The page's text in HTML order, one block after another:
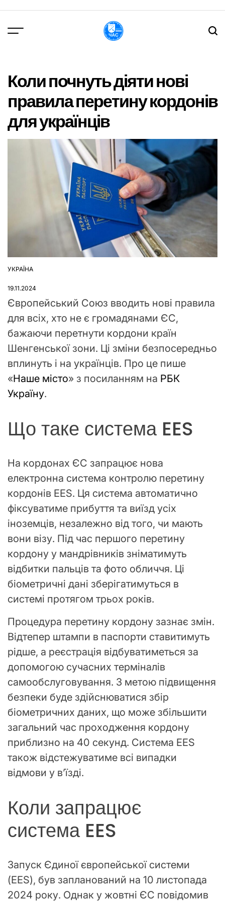
вмісту
Коли почнуть діяти нові
правила перетину кордонів
для українців
ОПУБЛІКУВАТИ
УКРАЇНА
19.11.2024
Європейський Союз вводить нові правила
для всіх, хто не є громадянами ЄС,
бажаючи перетнути кордони країн
Шенгенської зони. Ці зміни безпосередньо
вплинуть і на українців. Про це пише
«Наше місто» з посиланням на РБК
Україну.
Що таке система EES
На кордонах ЄС запрацює нова
електронна система контролю перетину
кордонів EES. Ця система автоматично
фіксуватиме прибуття та виїзд усіх
іноземців, незалежно від того, чи мають
вони візу. Під час першого перетину
кордону у мандрівників зніматимуть
відбитки пальців та фото обличчя. Ці
біометричні дані зберігатимуться в
системі протягом трьох років.
Процедура перетину кордону зазнає змін.
Відтепер штампи в паспорти ставитимуть
рідше, а реєстрація відбуватиметься за
допомогою сучасних терміналів
самообслуговування. З метою підвищення
безпеки буде здійснюватися збір
біометричних даних, що може збільшити
загальний час проходження кордону
приблизно на 40 секунд. Система EES
також відстежуватиме всі випадки
відмови у в’їзді.
Коли запрацює
система EES
Запуск Єдиної європейської системи
(EES), був запланований на 10 листопада
2024 року. Однак у жовтні ЄС повідомив